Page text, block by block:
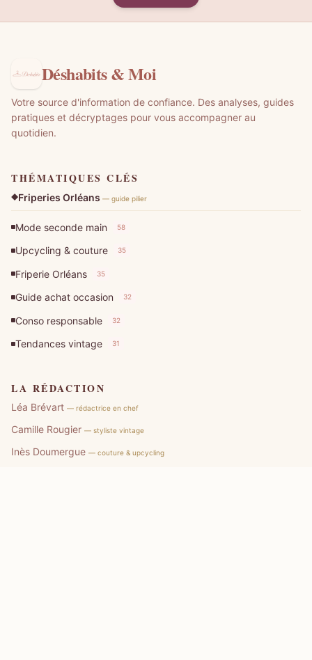
Déshabits & Moi
Votre source d'information de confiance. Des analyses, guides
pratiques et décryptages pour vous accompagner au
quotidien.
THÉMATIQUES CLÉS
Friperies Orléans — guide pilier
Mode seconde main 58
Upcycling & couture 35
Friperie Orléans 35
Guide achat occasion 32
Conso responsable 32
Tendances vintage 31
LA RÉDACTION
Léa Brévart — rédactrice en chef
Camille Rougier — styliste vintage
Inès Doumergue — couture & upcycling